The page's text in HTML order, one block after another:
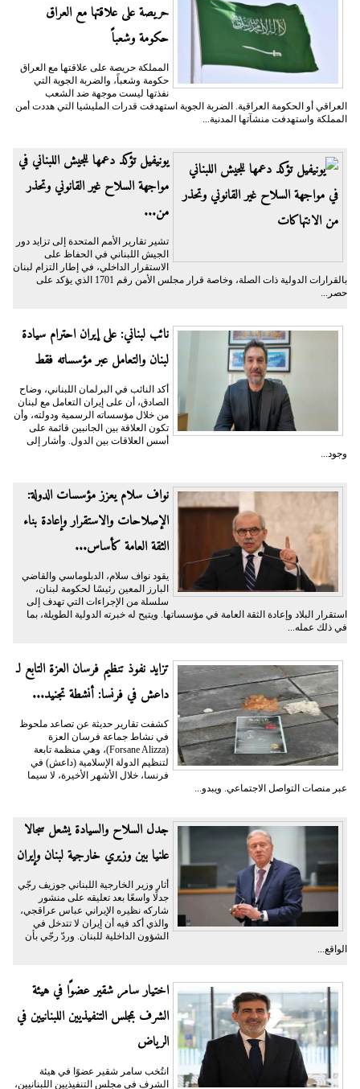
حريصة على علاقتها مع العراق
حكومة وشعباً
المملكة حريصة على علاقتها مع العراق
حكومة وشعباً، والضربة الجوية التي
نفذتها ليست موجهة ضد الشعب
العراقي أو الحكومة العراقية. الضربة الجوية استهدفت قدرات المليشيا التي هددت أمن
المملكة واستهدفت منشآتها المدنية...
يونيفيل تؤكد دعمها للجيش اللبناني في
مواجهة السلاح غير القانوني وتحذر
من...
تشير تقارير الأمم المتحدة إلى تزايد دور
الجيش اللبناني في الحفاظ على
الاستقرار الداخلي، في إطار التزام لبنان
بالقرارات الدولية ذات الصلة، وخاصة قرار مجلس الأمن رقم 1701 الذي يؤكد على
حصر...
نائب لبناني: على إيران احترام سيادة
لبنان والتعامل عبر مؤسساته فقط
أكد النائب في البرلمان اللبناني، وضاح
الصادق، أن على إيران التعامل مع لبنان
من خلال مؤسساته الرسمية ودولته، وأن
تكون العلاقة بين الجانبين قائمة على
أسس العلاقات بين الدول. وأشار إلى
وجود...
نواف سلام يعزز مؤسسات الدولة:
الإصلاحات والاستقرار وإعادة بناء
الثقة العامة كأساس...
يقود نواف سلام، الدبلوماسي والقاضي
البارز المعين رئيسًا لحكومة لبنان،
سلسلة من الإجراءات التي تهدف إلى
استقرار البلاد وإعادة الثقة العامة في مؤسساتها. ويتيح له خبرته الدولية الطويلة، بما
في ذلك عمله...
تزايد نفوذ تنظيم فرسان العزة التابع لـ
داعش في فرنسا: أنشطة تجنيد...
كشفت تقارير حديثة عن تصاعد ملحوظ
في نشاط جماعة فرسان العزة
(Forsane Alizza)، وهي منظمة تابعة
لتنظيم الدولة الإسلامية (داعش) في
فرنسا، خلال الأشهر الأخيرة، لا سيما
عبر منصات التواصل الاجتماعي. ويبدو...
جدل السلاح والسيادة يشعل سجالا
علنيا بين وزيري خارجية لبنان وإيران
أثار وزير الخارجية اللبناني جوزيف رجّي
جدلًا واسعًا بعد تعليقه على منشور
شاركه نظيره الإيراني عباس عراقجي،
والذي أكد فيه أن إيران لا تتدخل في
الشؤون الداخلية للبنان. وردّ رجّي بأن
الواقع...
اختيار سامر شقير عضوًا في هيئة
الشرف بمجلس التنفيذيين اللبنانيين في
الرياض
انتُخب سامر شقير عضوًا في هيئة
الشرف في مجلس التنفيذيين اللبنانيين،